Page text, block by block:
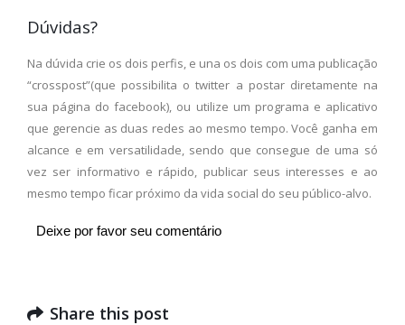
Dúvidas?
Na dúvida crie os dois perfis, e una os dois com uma publicação
“crosspost”(que possibilita o twitter a postar diretamente na
sua página do facebook), ou utilize um programa e aplicativo
que gerencie as duas redes ao mesmo tempo. Você ganha em
alcance e em versatilidade, sendo que consegue de uma só
vez ser informativo e rápido, publicar seus interesses e ao
mesmo tempo ficar próximo da vida social do seu público-alvo.
Deixe por favor seu comentário
Share this post